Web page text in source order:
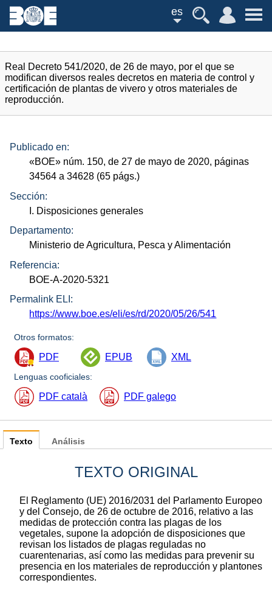
es
Real Decreto 541/2020, de 26 de mayo, por el que se
modifican diversos reales decretos en materia de control y
certificación de plantas de vivero y otros materiales de
reproducción.
Publicado en:
«BOE» núm. 150, de 27 de mayo de 2020, páginas
34564 a 34628 (65 págs.)
Sección:
I. Disposiciones generales
Departamento:
Ministerio de Agricultura, Pesca y Alimentación
Referencia:
BOE-A-2020-5321
Permalink ELI:
https://www.boe.es/eli/es/rd/2020/05/26/541
Otros formatos:
PDF EPUB XML
Lenguas cooficiales:
PDF català PDF galego
Texto
TEXTO ORIGINAL
El Reglamento (UE) 2016/2031 del Parlamento Europeo
y del Consejo, de 26 de octubre de 2016, relativo a las
medidas de protección contra las plagas de los
vegetales, supone la adopción de disposiciones que
revisan los listados de plagas reguladas no
cuarentenarias, así como las medidas para prevenir su
presencia en los materiales de reproducción y plantones
correspondientes.
Análisis